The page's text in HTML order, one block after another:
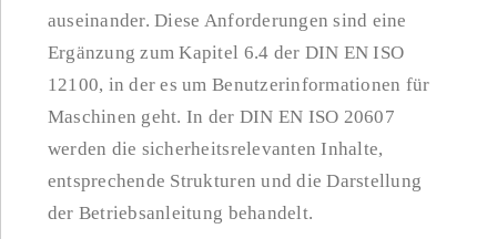
auseinander. Diese Anforderungen sind eine
Ergänzung zum Kapitel 6.4 der DIN EN ISO
12100, in der es um Benutzerinformationen für
Maschinen geht. In der DIN EN ISO 20607
werden die sicherheitsrelevanten Inhalte,
entsprechende Strukturen und die Darstellung
der Betriebsanleitung behandelt.